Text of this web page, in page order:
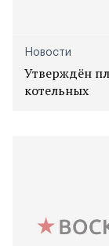
Новости
Утверждён
котельных